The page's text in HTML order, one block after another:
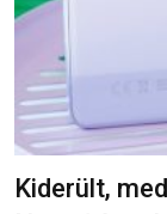
Kiderült,